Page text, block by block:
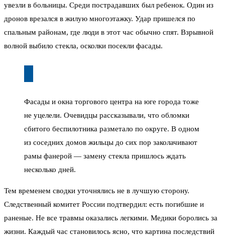
увезли в больницы. Среди пострадавших был ребенок. Один из
дронов врезался в жилую многоэтажку. Удар пришелся по
спальным районам, где люди в этот час обычно спят. Взрывной
волной выбило стекла, осколки посекли фасады.
Фасады и окна торгового центра на юге города тоже
не уцелели. Очевидцы рассказывали, что обломки
сбитого беспилотника разметало по округе. В одном
из соседних домов жильцы до сих пор заколачивают
рамы фанерой — замену стекла пришлось ждать
несколько дней.
Тем временем сводки уточнялись не в лучшую сторону.
Следственный комитет России подтвердил: есть погибшие и
раненые. Не все травмы оказались легкими. Медики боролись за
жизни. Каждый час становилось ясно, что картина последствий